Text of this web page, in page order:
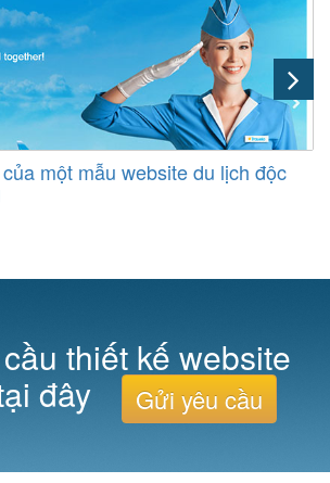
một mẫu website du lịch độc
thiết kế website
đây Gửi yêu cầu